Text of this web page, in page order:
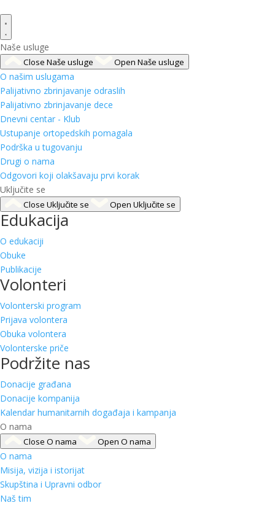
Naše usluge
Close Naše usluge Open Naše usluge
O našim uslugama
Palijativno zbrinjavanje odraslih
Palijativno zbrinjavanje dece
Dnevni centar - Klub
Ustupanje ortopedskih pomagala
Podrška u tugovanju
Drugi o nama
Odgovori koji olakšavaju prvi korak
Uključite se
Close Uključite se Open Uključite se
Edukacija
O edukaciji
Obuke
Publikacije
Volonteri
Volonterski program
Prijava volontera
Obuka volontera
Volonterske priče
Podržite nas
Donacije građana
Donacije kompanija
Kalendar humanitarnih događaja i kampanja
O nama
Close O nama Open O nama
O nama
Misija, vizija i istorijat
Skupština i Upravni odbor
Naš tim